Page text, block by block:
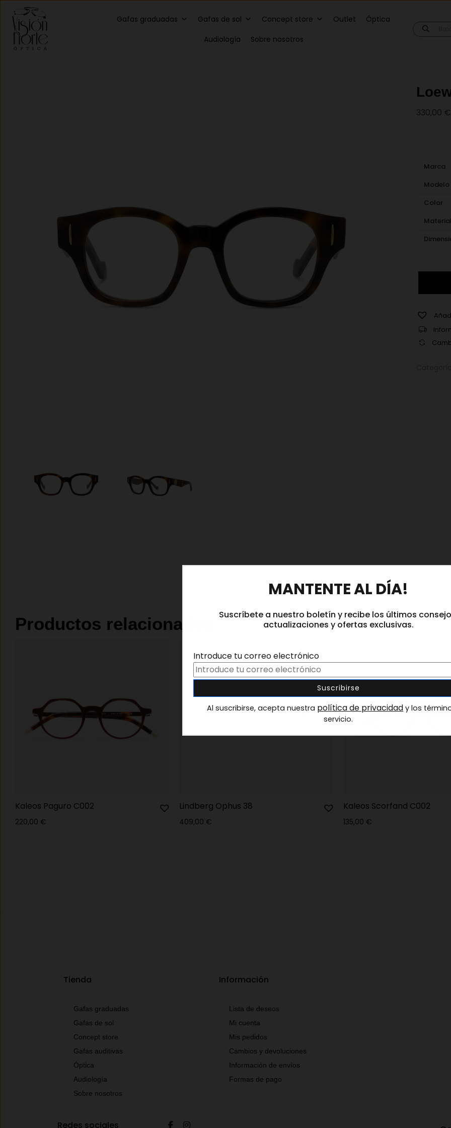
Gafas graduadas Gafas de sol Concept store Outlet
Óptica
Audiología
Sobre nosotros
Búsqueda
330,00 €
Marca
Modelo
Color
cantidad
Productos relacionados
Kaleos Paguro C002
220,00 €
Lindberg Ophus 38
409,00 €
Kaleos Scorfand C002
135,00 €
Tienda
Gafas graduadas
Gafas de sol
Concept store
Gafas auditivas
Óptica
Audiología
Sobre nosotros
Información
Lista de deseos
Mi cuenta
Mis pedidos
Cambios y devoluciones
Información de envíos
Formas de pago
Redes sociales
MANTENTE AL DÍA!
Suscríbete a nuestro boletín y recibe los últimos
actualizaciones y ofertas exclusivas.
Introduce tu correo electrónico
Al suscribirse, acepta nuestra política de privacidad y los
servicio.